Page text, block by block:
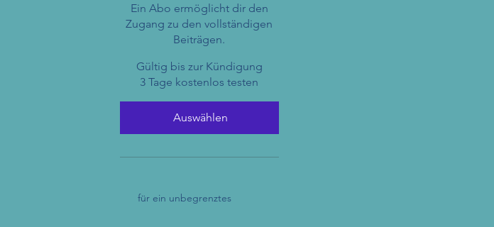
Ein Abo ermöglicht dir den
Zugang zu den vollständigen
Beiträgen.
Gültig bis zur Kündigung
3 Tage kostenlos testen
Auswählen
für ein unbegrenztes